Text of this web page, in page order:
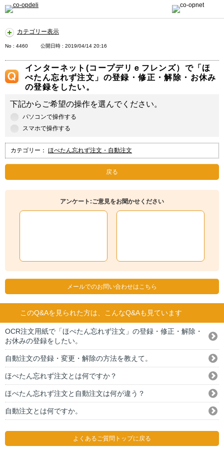
カテゴリー表示
No : 4460 公開日時 : 2019/04/14 20:16
インターネット(コープデリｅフレンズ）で「ほ
ぺたん忘れず注文」の登録・修正・解除・お休み
の登録をしたい。
下記からご希望の操作を選んでください。
パソコンで操作する
スマホで操作する
カテゴリー： ほぺたん忘れず注文・自動注文
戻る
アンケート:ご意見をお聞かせください
メールでのお問い合わせはこちら
このQ&Aを見られた方は、こんなQ&Aも見ています
OCR注文用紙で「ほぺたん忘れず注文」の登録・修正・解除・
お休みの登録をしたい。
自動注文の登録・変更・解除の方法を教えて。
ほぺたん忘れず注文とは何ですか？
ほぺたん忘れず注文と自動注文は何が違う？
自動注文とは何ですか。
よくあるご質問トップに戻る